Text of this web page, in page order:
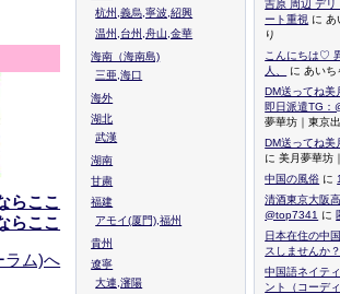
らここ
らここ
ラム)へ
杭州,義烏,寧波,紹興
温州,台州,舟山,金華
海南（海南島)
三亜,海口
海外
湖北
武漢
湖南
甘粛
福建
アモイ(厦門),福州
貴州
遼寧
大連,瀋陽
吉原 周辺 デリ
ート重視 に あ
り
こんにちは♡
人、
に あいち
DM送ってね美
即日派遣TG：
夢華坊｜東京
DM送ってね美
に 美月夢華坊
中国の風俗 に 1
清酒東京大阪
@top7341 に
日本在住の中
スしませんか？
中国語ネイテ
ント（コーデ